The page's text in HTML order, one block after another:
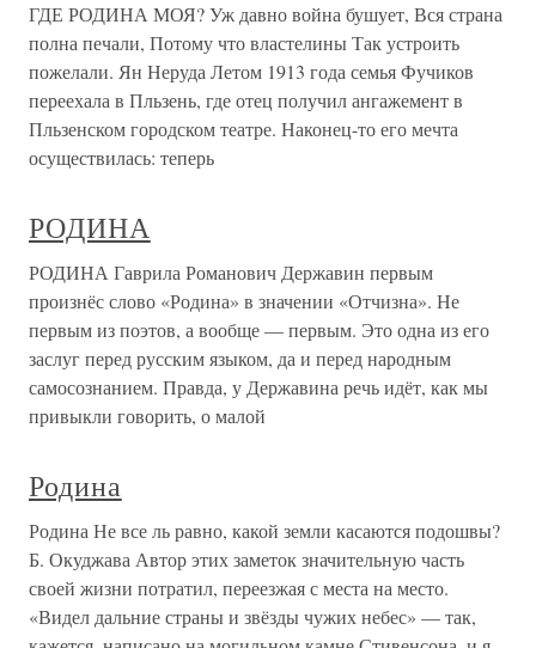
ГДЕ РОДИНА МОЯ? Уж давно война бушует, Вся страна
полна печали, Потому что властелины Так устроить
пожелали. Ян Неруда Летом 1913 года семья Фучиков
переехала в Пльзень, где отец получил ангажемент в
Пльзенском городском театре. Наконец-то его мечта
осуществилась: теперь
РОДИНА
РОДИНА Гаврила Романович Державин первым
произнёс слово «Родина» в значении «Отчизна». Не
первым из поэтов, а вообще — первым. Это одна из его
заслуг перед русским языком, да и перед народным
самосознанием. Правда, у Державина речь идёт, как мы
привыкли говорить, о малой
Родина
Родина Не все ль равно, какой земли касаются подошвы?
Б. Окуджава Автор этих заметок значительную часть
своей жизни потратил, переезжая с места на место.
«Видел дальние страны и звёзды чужих небес» — так,